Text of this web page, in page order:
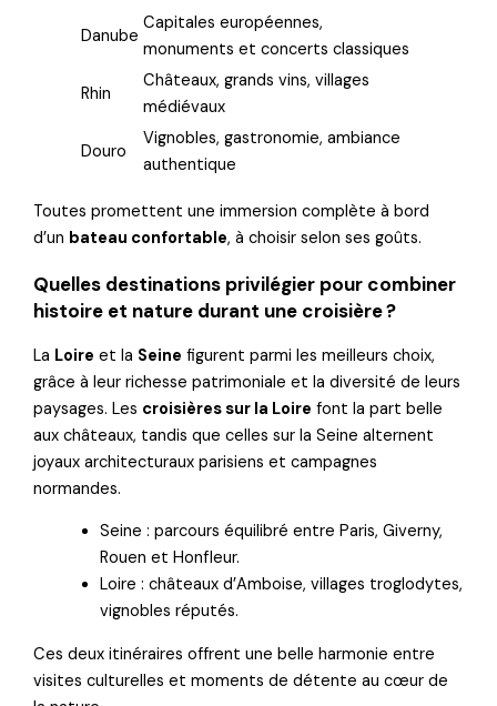
Danube
Capitales européennes,
monuments et concerts classiques
Rhin
Châteaux, grands vins, villages
médiévaux
Douro
Vignobles, gastronomie, ambiance
authentique
Toutes promettent une immersion complète à bord
d’un bateau confortable, à choisir selon ses goûts.
Quelles destinations privilégier pour combiner
histoire et nature durant une croisière ?
La Loire et la Seine figurent parmi les meilleurs choix,
grâce à leur richesse patrimoniale et la diversité de leurs
paysages. Les croisières sur la Loire font la part belle
aux châteaux, tandis que celles sur la Seine alternent
joyaux architecturaux parisiens et campagnes
normandes.
Seine : parcours équilibré entre Paris, Giverny,
Rouen et Honfleur.
Loire : châteaux d’Amboise, villages troglodytes,
vignobles réputés.
Ces deux itinéraires offrent une belle harmonie entre
visites culturelles et moments de détente au cœur de